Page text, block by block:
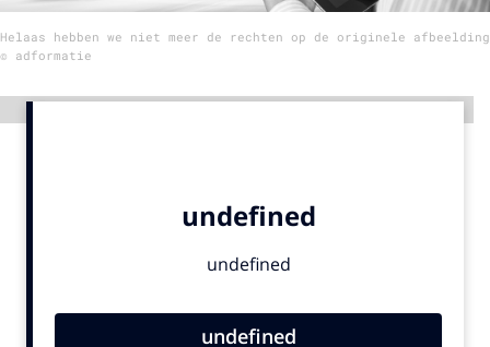
12 nov: MarketingLive!
Adverteren
Helaas hebben we niet meer de rechten op de originele afbeelding
© adformatie